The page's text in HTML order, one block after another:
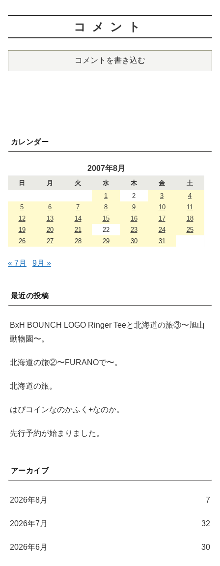
コメント
コメントを書き込む
カレンダー
2007年8月
日 月 火 水 木 金
土
1
2 3
4
5
6 7 8 9 10
11
12
13 14 15 16 17
18
19
20 21 22 23 24
25
26
27 28 29 30 31
« 7月 9月 »
最近の投稿
BxH BOUNCH LOGO Ringer Teeと北海道の旅③〜旭山
動物園〜。
北海道の旅②〜FURANOで〜。
北海道の旅。
はぴコインなのかふく+なのか。
先行予約が始まりました。
アーカイブ
2026年8月 7
2026年7月 32
2026年6月 30